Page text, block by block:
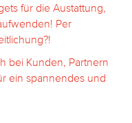
für die Austattung,
Per
bei Kunden, Partnern
ein spannendes und